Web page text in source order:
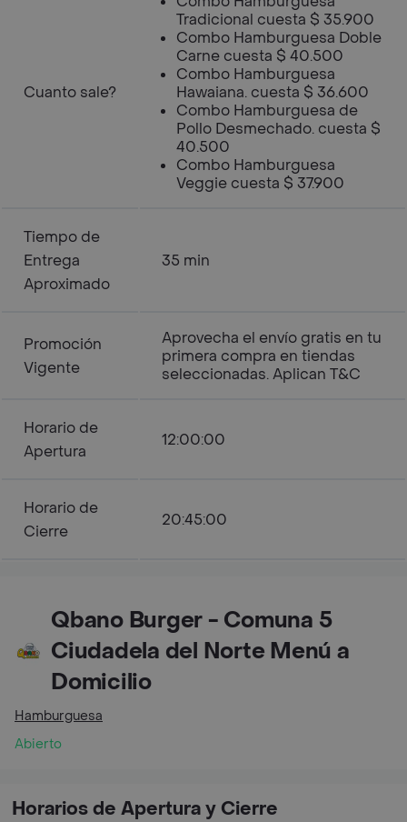
Cuanto sale?
Tradicional cuesta $ 35.900
Combo Hamburguesa Doble
Carne cuesta $ 40.500
Combo Hamburguesa
Hawaiana. cuesta $ 36.600
Combo Hamburguesa de
Pollo Desmechado. cuesta $
40.500
Combo Hamburguesa
Veggie cuesta $ 37.900
Tiempo de
Entrega
Aproximado
35 min
Promoción
Vigente
Aprovecha el envío gratis en tu
primera compra en tiendas
seleccionadas. Aplican T&C
Horario de
Apertura
12:00:00
Horario de
Cierre
20:45:00
Qbano Burger - Comuna 5
Ciudadela del Norte Menú a
Domicilio
Hamburguesa
Abierto
Horarios de Apertura y Cierre